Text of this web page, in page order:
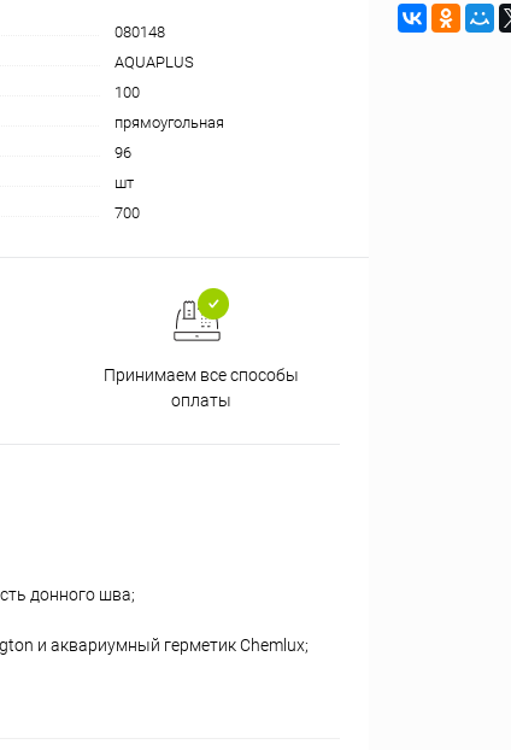
080148
AQUAPLUS
100
прямоугольная
96
шт
700
Принимаем все способы
оплаты
донного шва;
и аквариумный герметик Chemlux;